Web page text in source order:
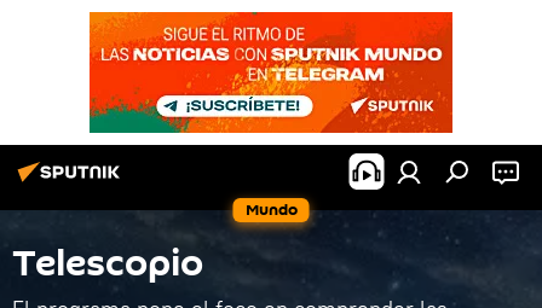
Mundo
Telescopio